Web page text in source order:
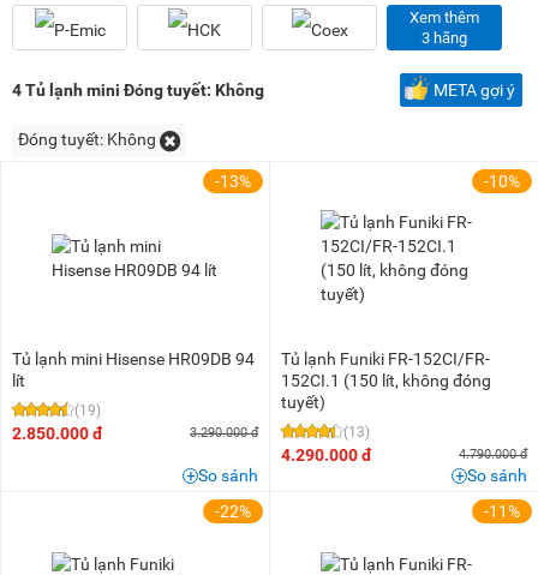
Coex(1) Smeg(2)
EcoFlow(2) Saeco(1)
Mới nhất Trả góp META gợi ý
3 triệu - 5 triệu
(12)
5 triệu - 8 triệu (2)
Xem thêm
3 hãng
4Tủ lạnh mini Đóng tuyết: Không META gợi ý
Đóng tuyết: Không
-13%
Tủ lạnh mini Hisense HR09DB 94
lít
(19)
2.850.000 đ 3.290.000 đ
So sánh
-10%
Tủ lạnh Funiki FR-152CI/FR-
152CI.1 (150 lít, không đóng
tuyết)
(13)
4.290.000 đ 4.790.000 đ
So sánh
-22%
-11%